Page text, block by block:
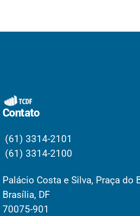
Contato
(61) 3314-2101
(61) 3314-2100
Palácio Costa e Silva, Praça do
Brasília, DF
70075-901